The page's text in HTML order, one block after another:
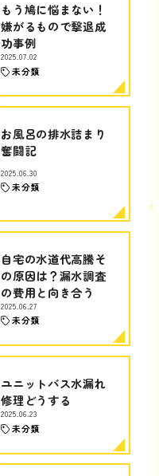
もう鳩に悩まない！
嫌がるもので撃退成
功事例
2025.07.02
未分類
お風呂の排水詰まり
奮闘記
2025.06.30
未分類
自宅の水道代高騰そ
の原因は？漏水調査
の費用と向き合う
2025.06.27
未分類
ユニットバス水漏れ
修理どうする
2025.06.23
未分類